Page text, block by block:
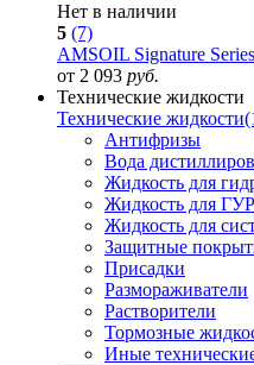
Нет в наличии
5 (7)
AMSOIL Signature
от 2 093 руб.
Технические жидкости
Технические жидкости
Антифризы
Вода
Жидкость для
Жидкость для ГУР
Жидкость для
Защитные
Присадки
Размораживатели
Растворители
Тормозные
Иные